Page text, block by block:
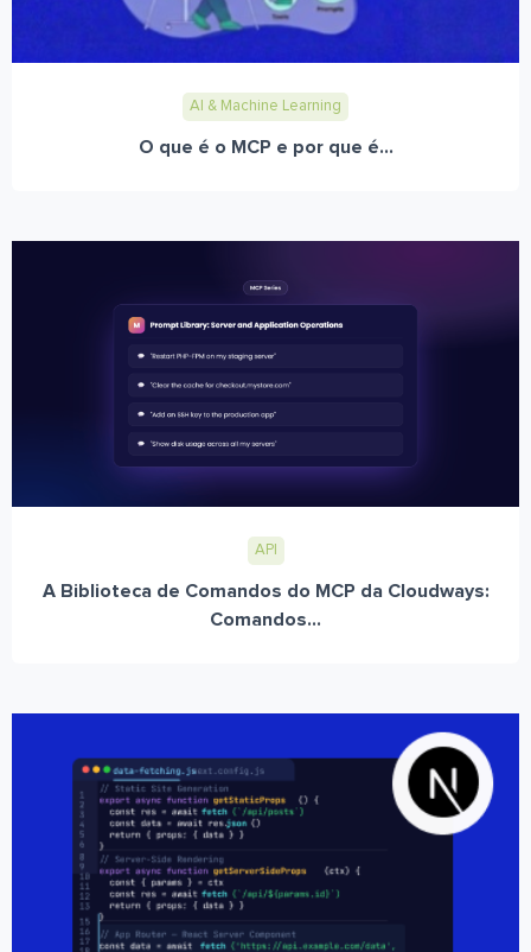
AI & Machine Learning
O que é o MCP e por que é...
API
A Biblioteca de Comandos do MCP da Cloudways:
Comandos...